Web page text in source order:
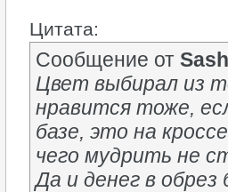
Цитата:
Сообщение от
Цвет выбирал из
нравится тоже,
базе, это на
чего мудрить не
Да и денег в обрез